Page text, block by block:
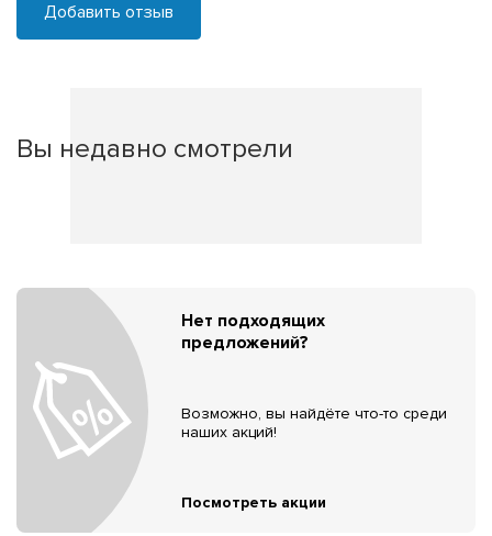
Добавить отзыв
Вы недавно смотрели
Нет подходящих
предложений?
Возможно, вы найдёте что-то среди
наших акций!
Посмотреть акции